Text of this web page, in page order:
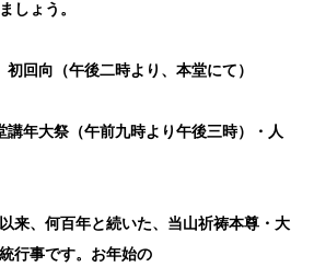
しょう。
初回向（午後二時より、本堂にて）
講年大祭（午前九時より午後三時）・人
来、何百年と続いた、当山祈祷本尊・大
行事です。お年始の